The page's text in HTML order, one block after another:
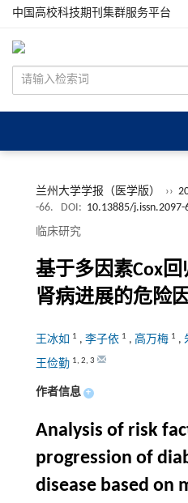
中国高校科技期刊集群服务平台
兰州大学学报（医学版） ››
-66.
DOI: 10.13885/
临床研究
基于多因素Cox
肾病进展的危险
王冰如 1 , 李子依 1 , 高万梅 1 ,
王俭勤 1, 2, 3
作者信息 +
Analysis of risk
progression of
disease based on